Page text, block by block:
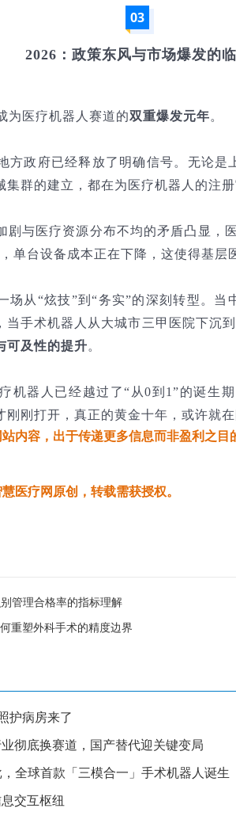
03
2026：政策东风与市场爆发的
为医疗机器人赛道的双重爆发元年。
方政府已经释放了明确信号。无论是
群的建立，都在为医疗机器人的注册
剧与医疗资源分布不均的矛盾凸显，
单台设备成本正在下降，这使得基层
场从“炫技”到“务实”的深刻转型。
手术机器人从大城市三甲医院下沉到
可及性的提升。
机器人已经越过了“从0到1”的诞生
刚刚打开，真正的黄金十年，或许就在
内容，出于传递更多信息而非盈利之目
医疗网原创，转载需获授权。
管理合格率的指标理解
重塑外科手术的精度边界
护病房来了
彻底换赛道，国产替代迎关键变局
全球首款「三模合一」手术机器人诞生
交互枢纽